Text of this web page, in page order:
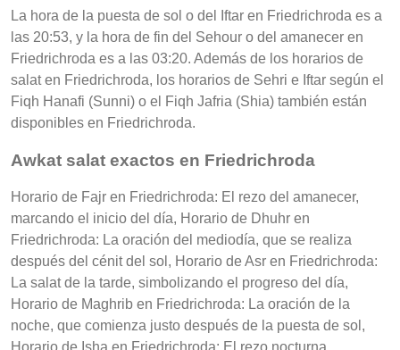
La hora de la puesta de sol o del Iftar en Friedrichroda es a
las 20:53, y la hora de fin del Sehour o del amanecer en
Friedrichroda es a las 03:20. Además de los horarios de
salat en Friedrichroda, los horarios de Sehri e Iftar según el
Fiqh Hanafi (Sunni) o el Fiqh Jafria (Shia) también están
disponibles en Friedrichroda.
Awkat salat exactos en Friedrichroda
Horario de Fajr en Friedrichroda: El rezo del amanecer,
marcando el inicio del día, Horario de Dhuhr en
Friedrichroda: La oración del mediodía, que se realiza
después del cénit del sol, Horario de Asr en Friedrichroda:
La salat de la tarde, simbolizando el progreso del día,
Horario de Maghrib en Friedrichroda: La oración de la
noche, que comienza justo después de la puesta de sol,